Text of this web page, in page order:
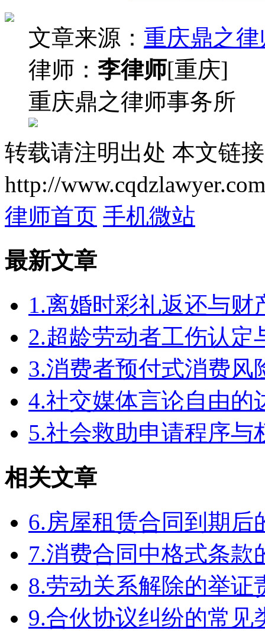
文章来源： 重庆鼎之
律师： 李律师[重庆]
重庆鼎之律师事务所
转载请注明出处 本文链
http://
律师首页 手机微站
最新文章
1.离婚时彩礼返还与财
2.超龄劳动者工伤认定
3.消费者预付式消费风
4.社交媒体言论自由
5.社会救助申请程序与
相关文章
6.房屋租赁合同到期后
7.消费合同中格式条款
8.劳动关系解除的举证
9.合伙协议纠纷的常见